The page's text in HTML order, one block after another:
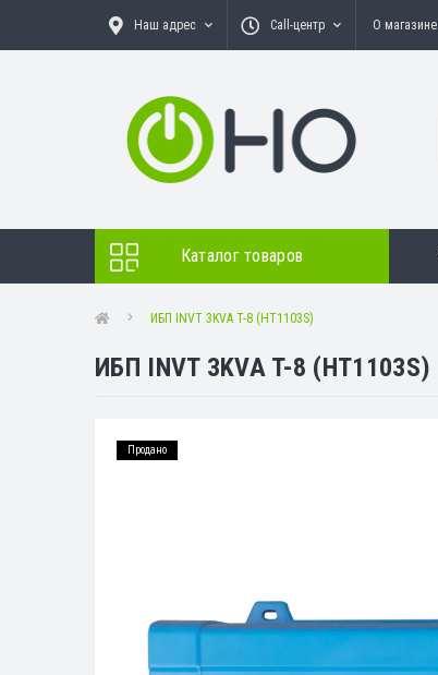
Наш адрес Call-центр О магазине
Каталог товаров
ИБП INVT 3KVA T-8 (HT1103S)
ИБП INVT 3KVA T-8 (HT1103S)
Продано